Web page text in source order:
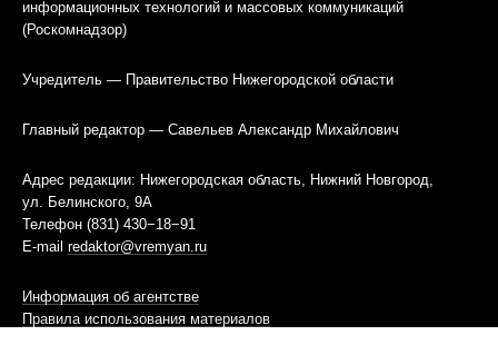
информационных технологий и массовых коммуникаций
(Роскомнадзор)
Учредитель — Правительство Нижегородской области
Главный редактор — Савельев Александр Михайлович
Адрес редакции: Нижегородская область, Нижний Новгород,
ул. Белинского, 9А
Телефон (831) 430−18−91
E-mail redaktor@vremyan.ru
Информация об агентстве
Правила использования материалов